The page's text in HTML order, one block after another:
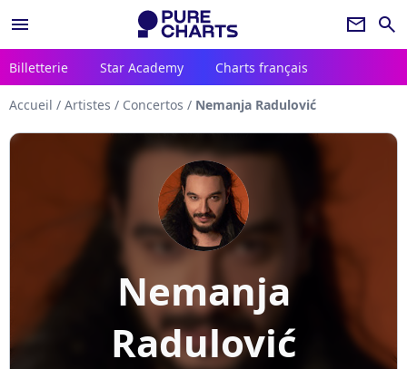
menu newsletter search
Billetterie Star Academy Charts français
Accueil / Artistes / Concertos / Nemanja Radulović
Nemanja
Radulović